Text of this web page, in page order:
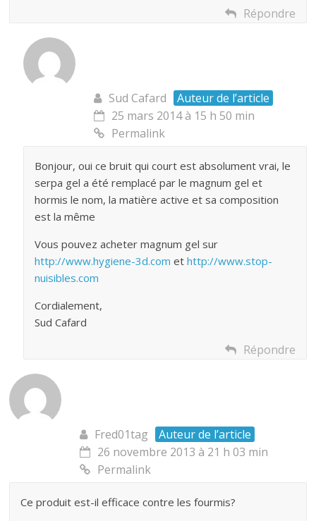
Répondre
Sud Cafard
Auteur de l’article
25 mars 2014 à 15 h 50 min
Permalink
Bonjour, oui ce bruit qui court est absolument vrai, le
serpa gel a été remplacé par le magnum gel et
hormis le nom, la matière active et sa composition
est la même
Vous pouvez acheter magnum gel sur
http://www.hygiene-3d.com ethttp://www.stop-
nuisibles.com
Cordialement,
Sud Cafard
Répondre
Fred01tag
Auteur de l’article
26 novembre 2013 à 21 h 03 min
Permalink
Ce produit est-il efficace contre les fourmis?